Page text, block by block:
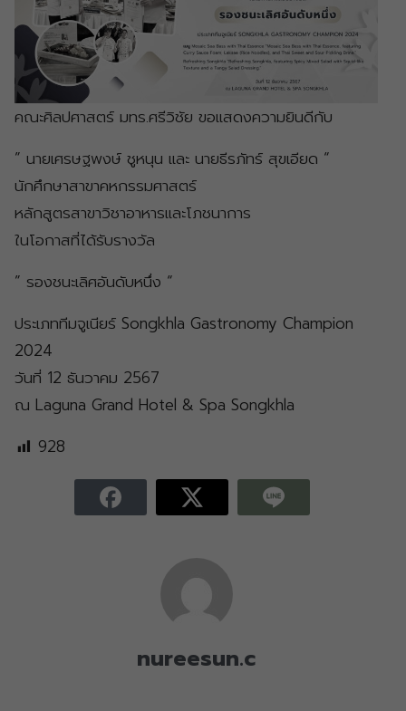
คณะศิลปศาสตร์ มทร.ศรีวิชัย ขอแสดงความยินดีกับ
” นายเศรษฐพงษ์ ชูหนุน และ นายธีรภัทร์ สุขเอียด “
นักศึกษาสาขาคหกรรมศาสตร์
หลักสูตรสาขาวิชาอาหารและโภชนาการ
ในโอกาสที่ได้รับรางวัล
” รองชนะเลิศอันดับหนึ่ง “
ประเภททีมจูเนียร์ Songkhla Gastronomy Champion
2024
วันที่ 12 ธันวาคม 2567
ณ Laguna Grand Hotel & Spa Songkhla
928
nureesun.c